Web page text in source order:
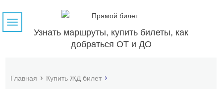
Узнать маршруты, купить билеты, как
добраться ОТ и ДО
Навигация
Главная Купить ЖД билет